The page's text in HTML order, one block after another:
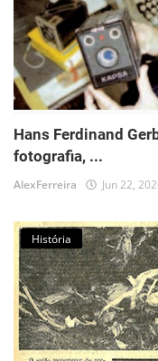
Hans Ferdinand
fotografia, ...
AlexFerreira Jun 22,
História